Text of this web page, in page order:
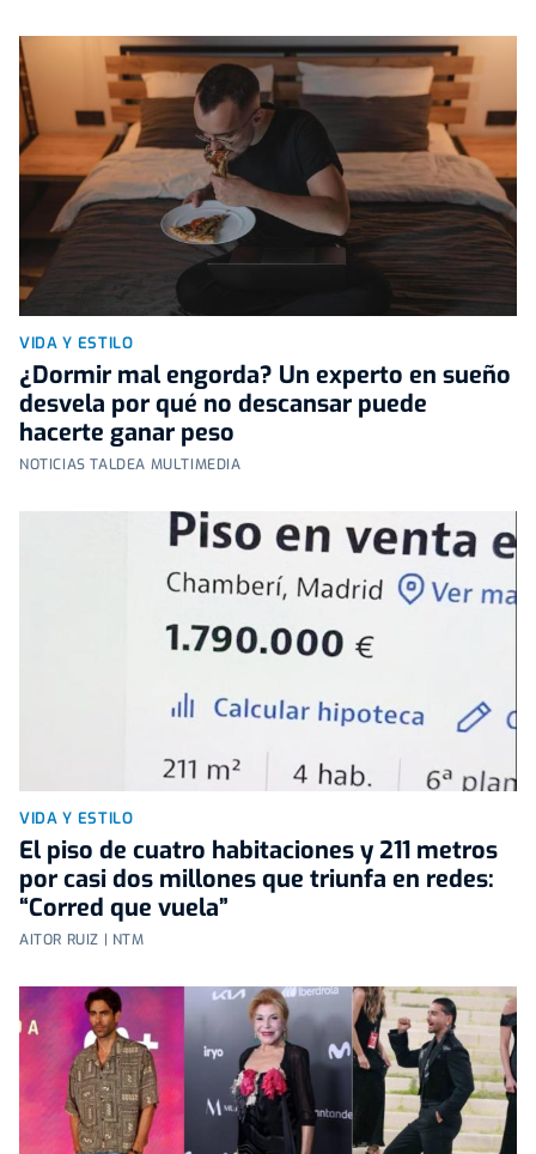
VIDA Y ESTILO
¿Dormir mal engorda? Un experto en sueño
desvela por qué no descansar puede
hacerte ganar peso
NOTICIAS TALDEA MULTIMEDIA
VIDA Y ESTILO
El piso de cuatro habitaciones y 211 metros
por casi dos millones que triunfa en redes:
“Corred que vuela”
AITOR RUIZ | NTM